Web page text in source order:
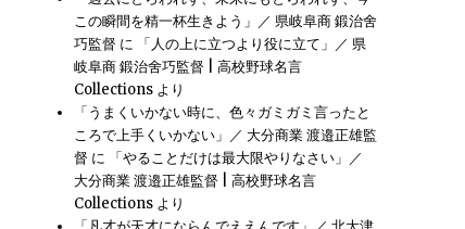
村順司監督” の
この瞬間を精一杯生きよう」／ 県岐阜商 鍛治舍
巧監督 に
「人の上に立つより役に立て」／ 県
岐阜商 鍛治舍巧監督 | 高校野球名言
Collections より
「うまくいかない時に、色々ガミガミ言ったと
ころで上手くいかない」／ 大分商業 渡邉正雄監
督 に
「やることだけは最大限やりなさい」／
大分商業 渡邉正雄監督 | 高校野球名言
Collections より